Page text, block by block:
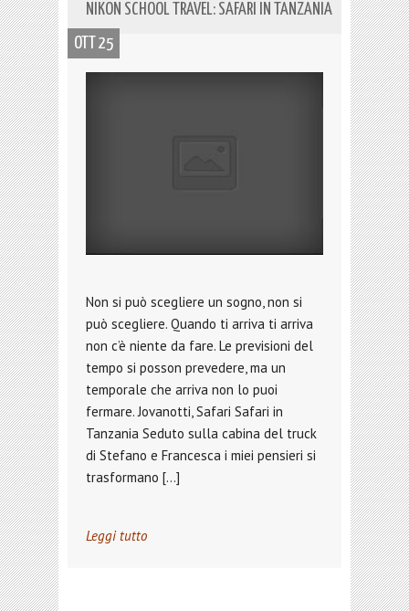
NIKON SCHOOL TRAVEL: SAFARI IN TANZANIA
OTT 25
Non si può scegliere un sogno, non si
può scegliere. Quando ti arriva ti arriva
non c’è niente da fare. Le previsioni del
tempo si posson prevedere, ma un
temporale che arriva non lo puoi
fermare. Jovanotti, Safari Safari in
Tanzania Seduto sulla cabina del truck
di Stefano e Francesca i miei pensieri si
trasformano […]
Leggi tutto